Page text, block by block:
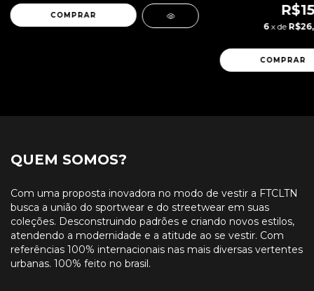
COMPRAR
6 x de
COMPRAR
QUEM SOMOS?
Com uma proposta inovadora no modo de vestir a FTCLTN
busca a união do sportwear e do streetwear em suas
coleções. Desconstruindo padrões e criando novos estilos,
atendendo a modernidade e a atitude ao se vestir. Com
referências 100% internacionais nas mais diversas vertentes
urbanas. 100% feito no brasil.